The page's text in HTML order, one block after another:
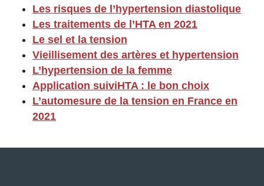
Les risques de l’hypertension diastolique
Les traitements de l’HTA en 2021
Le sel et la tension
Vieillisement des artères et hypertension
L’hypertension de la femme
Application suiviHTA : le bon choix
L’automesure de la tension en France en
2021